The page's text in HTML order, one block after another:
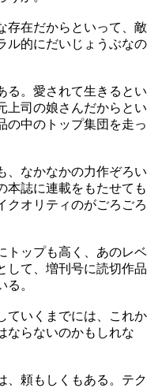
存在だからといって、敵
ル的にだいじょうぶなの
る。愛されて生きるとい
上司の娘さんだからとい
の中のトップ集団を走っ
、なかなかの力作ぞろい
本誌に連載をもたせても
クオリティのがごろごろ
トップも高く、あのレベ
して、増刊号に読切作品
。
ていくまでには、これか
ならないのかもしれな
、頼もしくもある。テク